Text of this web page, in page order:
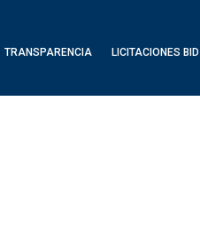
TRANSPARENCIA LICITACIONES BID